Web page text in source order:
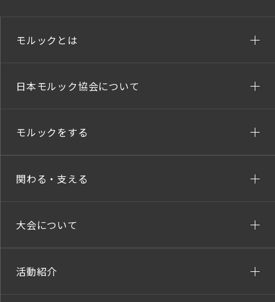
モルックとは
日本モルック協会について
モルックをする
関わる・支える
大会について
活動紹介